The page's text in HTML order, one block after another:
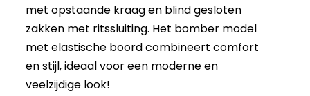
met opstaande kraag en blind gesloten
zakken met ritssluiting. Het bomber model
met elastische boord combineert comfort
en stijl, ideaal voor een moderne en
veelzijdige look!